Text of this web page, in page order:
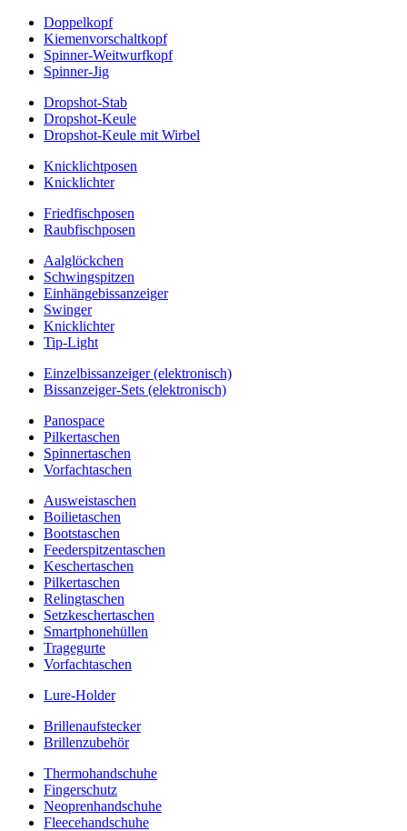
Doppelkopf
Kiemenvorschaltkopf
Spinner-Weitwurfkopf
Spinner-Jig
Dropshot-Stab
Dropshot-Keule
Dropshot-Keule mit Wirbel
Knicklichtposen
Knicklichter
Friedfischposen
Raubfischposen
Aalglöckchen
Schwingspitzen
Einhängebissanzeiger
Swinger
Knicklichter
Tip-Light
Einzelbissanzeiger (elektronisch)
Bissanzeiger-Sets (elektronisch)
Panospace
Pilkertaschen
Spinnertaschen
Vorfachtaschen
Ausweistaschen
Boilietaschen
Bootstaschen
Feederspitzentaschen
Keschertaschen
Pilkertaschen
Relingtaschen
Setzkeschertaschen
Smartphonehüllen
Tragegurte
Vorfachtaschen
Lure-Holder
Brillenaufstecker
Brillenzubehör
Thermohandschuhe
Fingerschutz
Neoprenhandschuhe
Fleecehandschuhe